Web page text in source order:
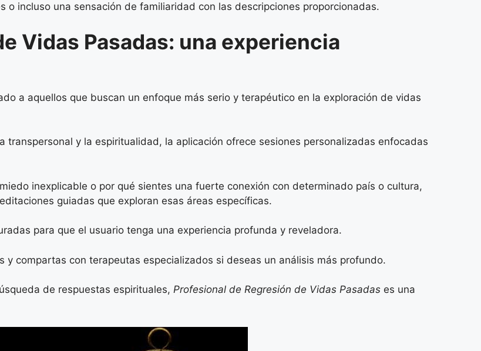
incluso una sensación de familiaridad con las descripciones proporcionadas.
Vidas Pasadas: una experiencia
a aquellos que buscan un enfoque más serio y terapéutico en la exploración de vidas
transpersonal y la espiritualidad, la aplicación ofrece sesiones personalizadas enfocadas
inexplicable o por qué sientes una fuerte conexión con determinado país o cultura,
guiadas que exploran esas áreas específicas.
para que el usuario tenga una experiencia profunda y reveladora.
compartas con terapeutas especializados si deseas un análisis más profundo.
de respuestas espirituales, Profesional de Regresión de Vidas Pasadas es una